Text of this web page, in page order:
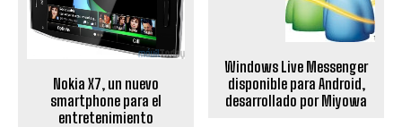
Nokia X7, un nuevo
smartphone para el
entretenimiento
Windows Live Messenger
disponible para Android,
desarrollado por Miyowa